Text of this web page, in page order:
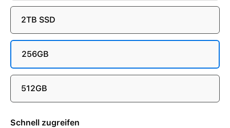
2TB SSD
256GB
512GB
Schnell zugreifen